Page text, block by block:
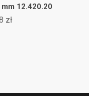
12.420.20
zł